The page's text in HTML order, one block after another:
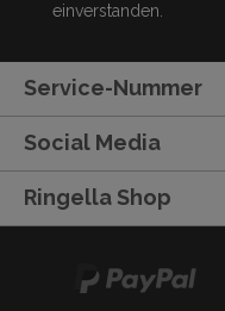
einverstanden.
Service-Nummer
Social Media
Ringella Shop